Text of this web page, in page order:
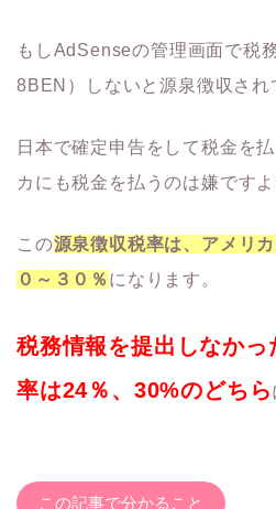
もしAdSenseの管理画面で税
8BEN）しないと源泉徴収され
日本で確定申告をして税金を
カにも税金を払うのは嫌ですよ
この源泉徴収税率は、アメリ
０～３０％ になります。
税務情報を提出しなか
率は24％、30%のどちら
この記事で分かること